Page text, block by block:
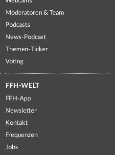
Moderatoren & Team
Podcasts
News-Podcast
Themen-Ticker
Voting
FFH-WELT
FFH-App
Newsletter
Kontakt
Frequenzen
Jobs